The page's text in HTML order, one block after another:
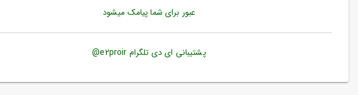
عبور برای شما پیامک میشود
پشتیبانی ای دی تلگرام e2proir@